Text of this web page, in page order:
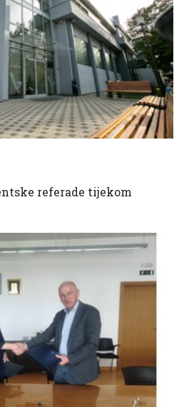
referade tijekom